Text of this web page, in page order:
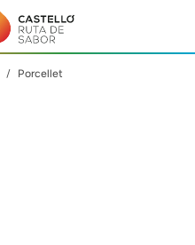
Porcellet